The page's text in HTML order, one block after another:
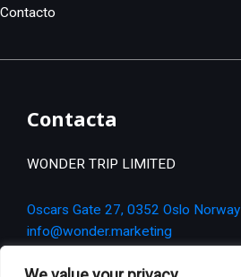
Contacto
Contacta
WONDER TRIP LIMITED
Oscars Gate 27, 0352 Oslo Norway
info@wonder.marketing